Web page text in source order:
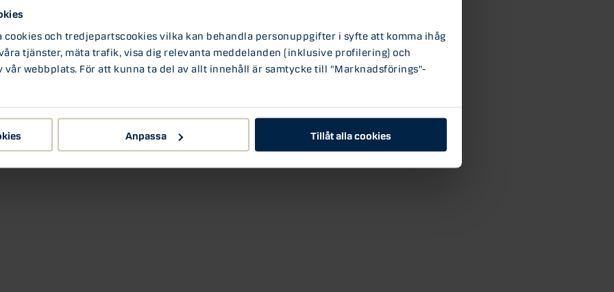
cookies och tredjepartscookies vilka kan behandla personuppgifter i syfte att komma ihåg
tjänster, mäta trafik, visa dig relevanta meddelanden (inklusive profilering) och
vår webbplats. För att kunna ta del av allt innehåll är samtycke till "Marknadsförings"-
Anpassa Tillåt alla cookies
för 2023. Vi på Danske Bank får in ovanligt
sig till läget i omvärlden – inte minst den
Gullesjö, ansvarig för Danske Banks
företagen ställer just nu.